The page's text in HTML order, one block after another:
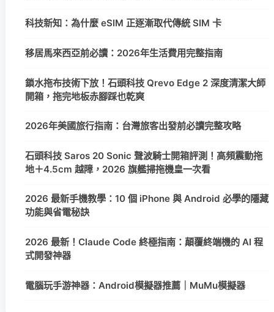
科技新知：為什麼 eSIM 正逐漸取代傳統 SIM 卡
移居馬來西亞前必讀：2026年生活費用完整指南
鎖水拖布技術下放！石頭科技 Qrevo Edge 2 深度清潔大師
開箱，拖完地板赤腳踩也乾爽
2026年美國旅行指南：台灣旅客出發前必讀完整攻略
石頭科技 Saros 20 Sonic 聲波騎士開箱評測！高頻震動拖
地＋4.5cm 越障，2026 旗艦掃拖機皇一次看
2026 最新手機教學：10 個 iPhone 與 Android 必學的隱藏
功能與省電秘訣
2026 最新！Claude Code 終極指南：顛覆終端機的 AI 程
式開發神器
電腦玩手游神器：Android模擬器推薦｜MuMu模擬器